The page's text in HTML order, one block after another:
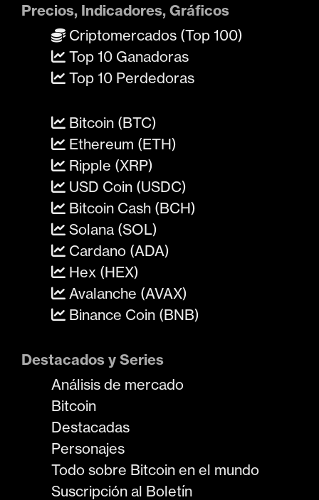
Precios, Indicadores, Gráficos
Criptomercados (Top 100)
Top 10 Ganadoras
Top 10 Perdedoras
Bitcoin (BTC)
Ethereum (ETH)
Ripple (XRP)
USD Coin (USDC)
Bitcoin Cash (BCH)
Solana (SOL)
Cardano (ADA)
Hex (HEX)
Avalanche (AVAX)
Binance Coin (BNB)
Destacados y Series
Análisis de mercado
Bitcoin
Destacadas
Personajes
Todo sobre Bitcoin en el mundo
Suscripción al Boletín